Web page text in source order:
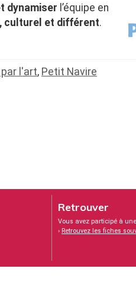
dynamiser l’équipe en
culturel et différent.
l'art, Petit Navire
Retrouver
Vous avez participé à
› Retrouvez les fiches